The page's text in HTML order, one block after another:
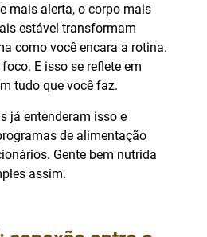
mais alerta, o corpo mais
estável transformam
como você encara a rotina.
E isso se reflete em
tudo que você faz.
já entenderam isso e
de alimentação
Gente bem nutrida
assim.